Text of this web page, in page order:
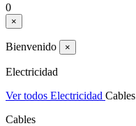
0
×
Bienvenido ×
Electricidad
Ver todos Electricidad Cables
Cables